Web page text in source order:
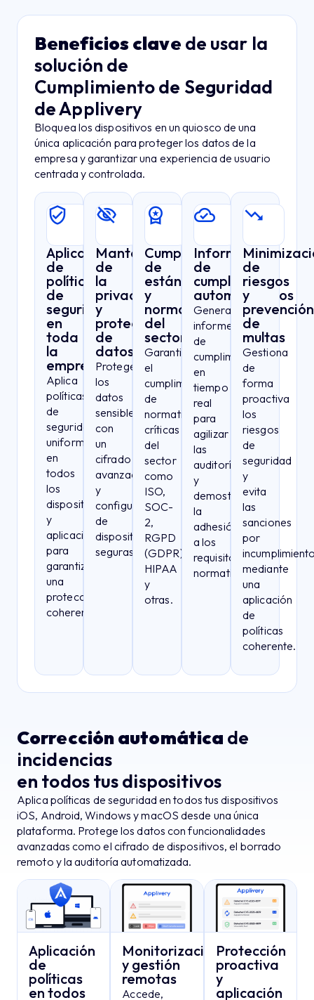
Beneficios clave de usar la
solución de
Cumplimiento de Seguridad
de Applivery
Bloquea los dispositivos en un quiosco de una
única aplicación para proteger los datos de la
empresa y garantizar una experiencia de usuario
centrada y controlada.
Aplicación
de
políticas
de
seguridad
en
toda
la
empresa
Aplica
políticas
de
seguridad
uniformes
en
todos
los
dispositivos
y
aplicaciones
para
garantizar
una
protección
coherente.
Mantenimiento
de
la
privacidad
y
protección
de
datos
Protege
los
datos
sensibles
con
un
cifrado
avanzado
y
configuraciones
de
dispositivo
seguras.
Cumplimiento
de
estándares
y
normativas
del
sector
Garantiza
el
cumplimiento
de
normativas
críticas
del
sector
como
ISO,
SOC-
2,
RGPD
(GDPR),
HIPAA
y
otras.
Informes
de
cumplimiento
automatizados
Genera
informes
de
cumplimiento
en
tiempo
real
para
agilizar
las
auditorías
y
demostrar
la
adhesión
a los
requisitos
normativos.
de
riesgos
y
prevención
de
multas
Gestiona
de
forma
proactiva
los
riesgos
de
seguridad
y
evita
las
sanciones
por
mediante
una
aplicación
de
políticas
coherente.
Corrección automática de
incidencias
en todos tus dispositivos
Aplica políticas de seguridad en todos tus dispositivos
iOS, Android, Windows y macOS desde una única
plataforma. Protege los datos con funcionalidades
avanzadas como el cifrado de dispositivos, el borrado
remoto y la auditoría automatizada.
Aplicación
de
políticas
en todos
Monitorización
y gestión
remotas
Accede,
Protección
proactiva
y
aplicación